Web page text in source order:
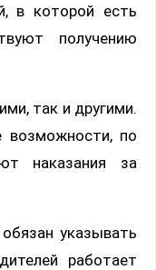
в которой есть
получению
так и другими.
возможности, по
наказания за
указывать
работает